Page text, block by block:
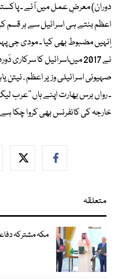
دوران) معرضِ عمل میں آئے ۔
اعظم بنتے ہی اسرائیل سے ہر قسم
اِنہیں مضبوط بھی کیا ۔ مودی جی
نے 2017 میںاسرائیل کا
صہیونی اسرائیلی وزیر اعظم ، نیتن
۔ رواں برس بھارت اپنے ہاں ’’عرب
خارجہ کی کانفرنس بھی کروا چکا
متعلقہ
مکہ مشترکہ